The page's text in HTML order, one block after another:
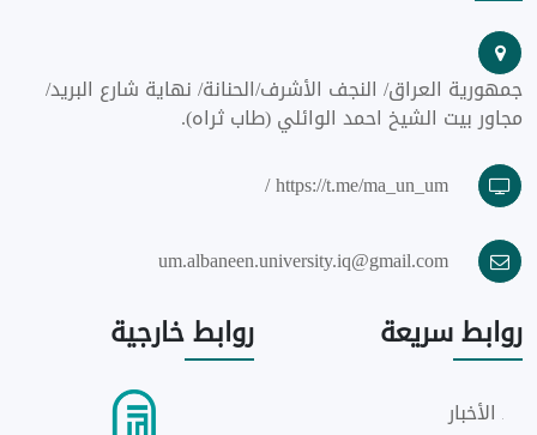
جمهورية العراق/ النجف الأشرف/الحنانة/ نهاية شارع البريد/
مجاور بيت الشيخ احمد الوائلي (طاب ثراه).
https://t.me/ma_un_um /
um.albaneen.university.iq@gmail.com
روابطسريعة
الأخبار
روابطخارجية